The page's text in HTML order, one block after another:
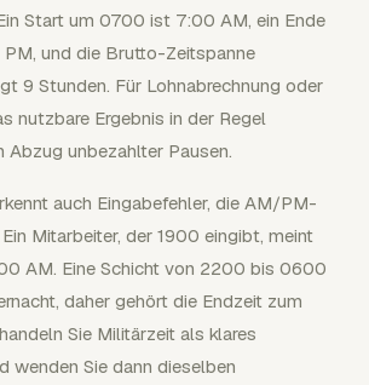
Start um 0700 ist 7:00 AM, ein Ende
und die Brutto-Zeitspanne
9 Stunden. Für Lohnabrechnung oder
nutzbare Ergebnis in der Regel
Abzug unbezahlter Pausen.
auch Eingabefehler, die AM/PM-
Mitarbeiter, der 1900 eingibt, meint
AM. Eine Schicht von 2200 bis 0600
daher gehört die Endzeit zum
Sie Militärzeit als klares
wenden Sie dann dieselben